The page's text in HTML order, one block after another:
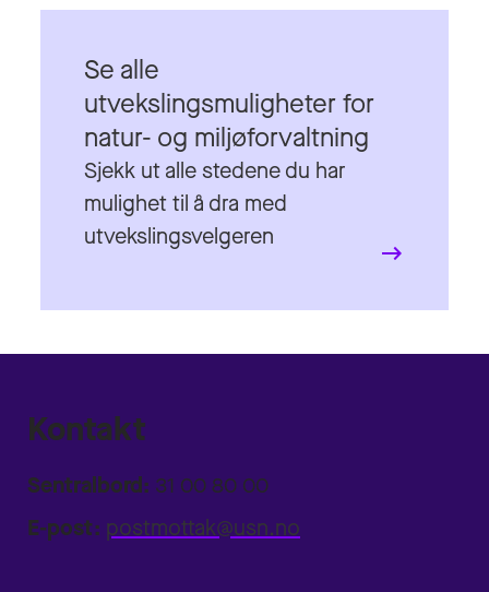
Sjekk ut alle stedene du har
mulighet til å dra med
utvekslingsvelgeren
Kontakt
Sentralbord: 31 00 80 00
E-post: postmottak@usn.no